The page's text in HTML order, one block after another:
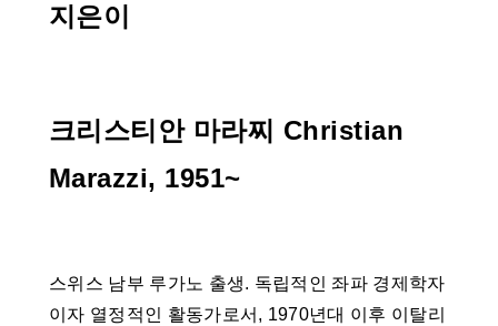
지은이
크리스티안 마라찌 Christian
Marazzi, 1951~
스위스 남부 루가노 출생. 독립적인 좌파 경제학자
이자 열정적인 활동가로서, 1970년대 이후 이탈리